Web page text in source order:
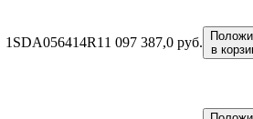
1SDA056414R1 1 097 387,0 руб.
в